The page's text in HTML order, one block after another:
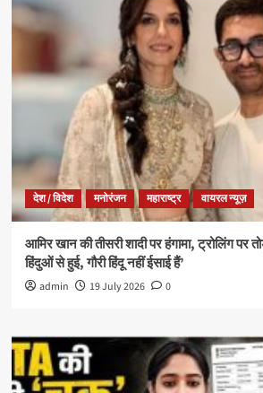
देश / विदेश मनोरंजन महाराष्ट्र वायरल न्यूज़
आमिर खान की तीसरी शादी पर हंगामा, ट्रोलिंग पर
हिंदुओं से हुई, गौरी हिंदू नहीं ईसाई हैं’
admin 19 July 2026 0